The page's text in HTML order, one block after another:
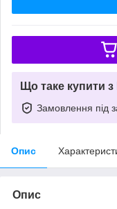
Що таке купити
Замовлення під
Опис
Опис